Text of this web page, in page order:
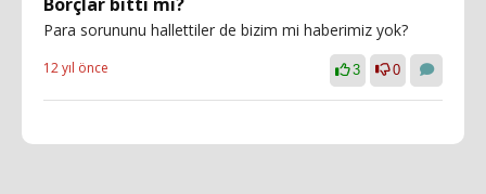
Para sorununu hallettiler de bizim mi haberimiz yok?
12 yıl önce 3 0